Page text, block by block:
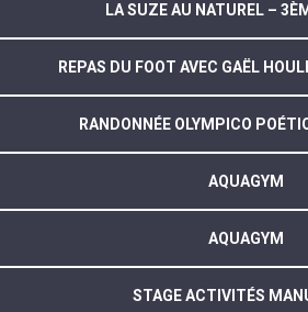
LA SUZE AU NATUREL –
REPAS DU FOOT AVEC GAËL
RANDONNÉE OLYMPICO
AQUAGYM
AQUAGYM
STAGE ACTIVITÉS